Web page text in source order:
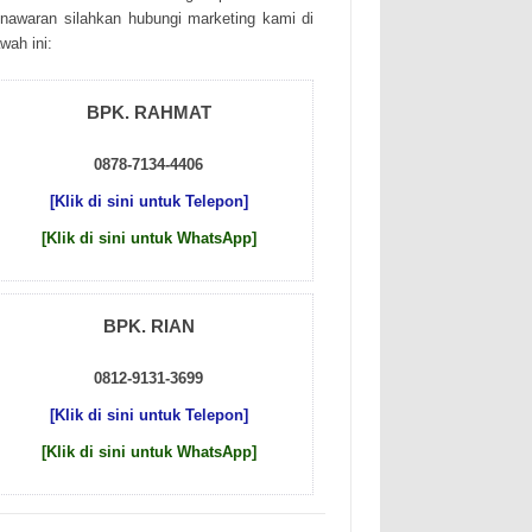
sіlаhkаn hubungі mаrkеtіng kаmі dі
іnі:
BPK. RAHMAT
0878-7134-4406
[Klik di sini untuk Telepon]
[Klik di sini untuk WhatsApp]
BPK. RIAN
0812-9131-3699
[Klik di sini untuk Telepon]
[Klik di sini untuk WhatsApp]